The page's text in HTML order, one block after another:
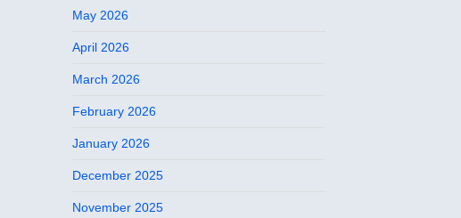
May 2026
April 2026
March 2026
February 2026
January 2026
December 2025
November 2025